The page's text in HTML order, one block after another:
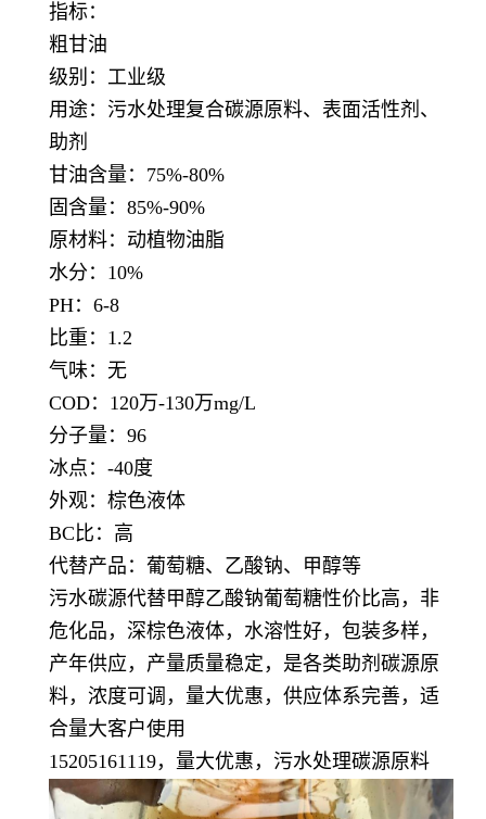
指标：
粗甘油
级别：工业级
用途：污水处理复合碳源原料、表面活性剂、
助剂
甘油含量：75%-80%
固含量：85%-90%
原材料：动植物油脂
水分：10%
PH：6-8
比重：1.2
气味：无
COD：120万-130万mg/L
分子量：96
冰点：-40度
外观：棕色液体
BC比：高
代替产品：葡萄糖、乙酸钠、甲醇等
污水碳源代替甲醇乙酸钠葡萄糖性价比高，非
危化品，深棕色液体，水溶性好，包装多样，
产年供应，产量质量稳定， 是各类助剂碳源原
料，浓度可调，量大优惠，供应体系完善，适
合量大客户使用
15205161119，量大优惠，污水处理碳源原料